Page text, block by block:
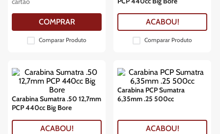
COMPRAR
Comparar Produto
ACABOU!
Comparar Produto
Carabina Sumatra .50 12,7mm
PCP 440cc Big Bore
ACABOU!
Carabina PCP Sumatra
6,35mm .25 500cc
ACABOU!